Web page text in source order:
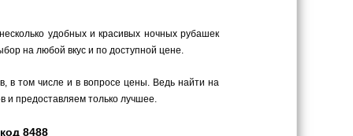
удобных и красивых ночных рубашек
на любой вкус и по доступной цене.
в том числе и в вопросе цены. Ведь найти на
и предоставляем только лучшее.
8488